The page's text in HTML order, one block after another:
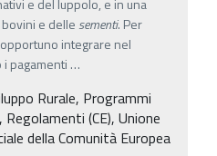
e del luppolo, e in una
e delle sementi. Per
integrare nel
pagamenti …
Rurale, Programmi
(CE), Unione
della Comunità Europea